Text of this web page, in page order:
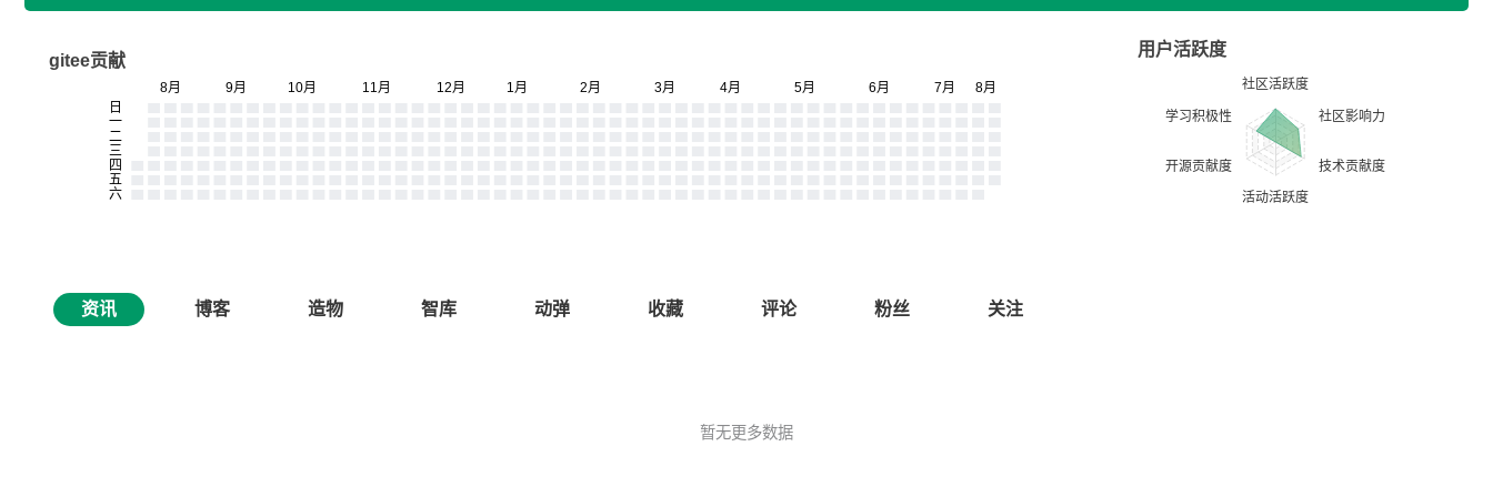
gitee贡献
用户活跃度
资讯 博客 造物 智库 动弹 收藏 评论 粉丝 关注
暂无更多数据